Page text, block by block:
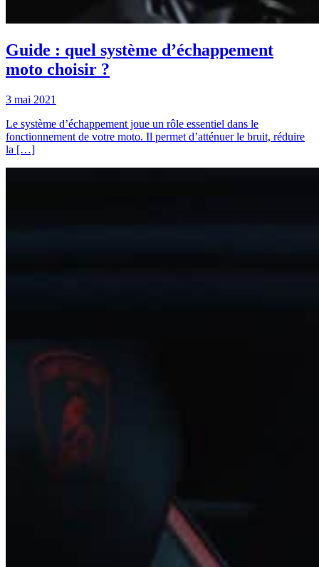
Guide : quel système d’échappement
moto choisir ?
3 mai 2021
Le système d’échappement joue un rôle essentiel dans le
fonctionnement de votre moto. Il permet d’atténuer le bruit, réduire
la […]